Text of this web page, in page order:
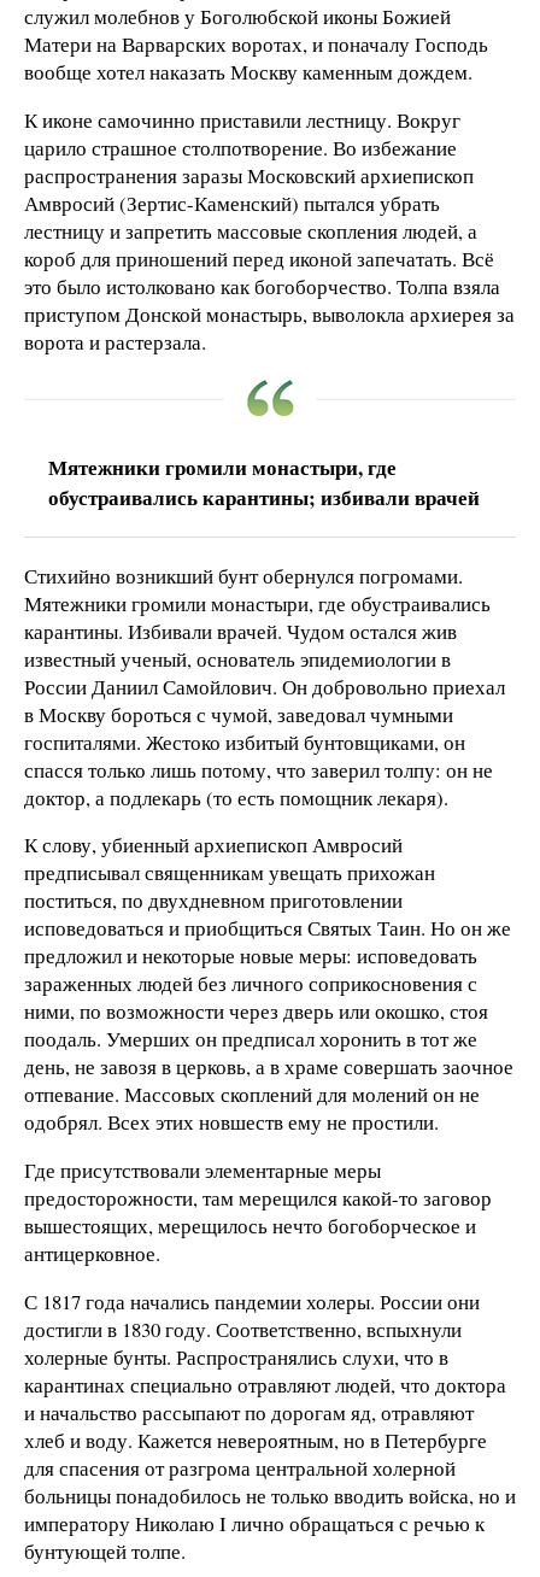
служил молебнов у Боголюбской иконы Божией
Матери на Варварских воротах, и поначалу Господь
вообще хотел наказать Москву каменным дождем.
К иконе самочинно приставили лестницу. Вокруг
царило страшное столпотворение. Во избежание
распространения заразы Московский архиепископ
Амвросий (Зертис-Каменский) пытался убрать
лестницу и запретить массовые скопления людей, а
короб для приношений перед иконой запечатать. Всё
это было истолковано как богоборчество. Толпа взяла
приступом Донской монастырь, выволокла архиерея за
ворота и растерзала.
Мятежники громили монастыри, где
обустраивались карантины; избивали врачей
Стихийно возникший бунт обернулся погромами.
Мятежники громили монастыри, где обустраивались
карантины. Избивали врачей. Чудом остался жив
известный ученый, основатель эпидемиологии в
России Даниил Самойлович. Он добровольно приехал
в Москву бороться с чумой, заведовал чумными
госпиталями. Жестоко избитый бунтовщиками, он
спасся только лишь потому, что заверил толпу: он не
доктор, а подлекарь (то есть помощник лекаря).
К слову, убиенный архиепископ Амвросий
предписывал священникам увещать прихожан
поститься, по двухдневном приготовлении
исповедоваться и приобщиться Святых Таин. Но он же
предложил и некоторые новые меры: исповедовать
зараженных людей без личного соприкосновения с
ними, по возможности через дверь или окошко, стоя
поодаль. Умерших он предписал хоронить в тот же
день, не завозя в церковь, а в храме совершать заочное
отпевание. Массовых скоплений для молений он не
одобрял. Всех этих новшеств ему не простили.
Где присутствовали элементарные меры
предосторожности, там мерещился какой-то заговор
вышестоящих, мерещилось нечто богоборческое и
антицерковное.
С 1817 года начались пандемии холеры. России они
достигли в 1830 году. Соответственно, вспыхнули
холерные бунты. Распространялись слухи, что в
карантинах специально отравляют людей, что доктора
и начальство рассыпают по дорогам яд, отравляют
хлеб и воду. Кажется невероятным, но в Петербурге
для спасения от разгрома центральной холерной
больницы понадобилось не только вводить войска, но и
императору Николаю I лично обращаться с речью к
бунтующей толпе.